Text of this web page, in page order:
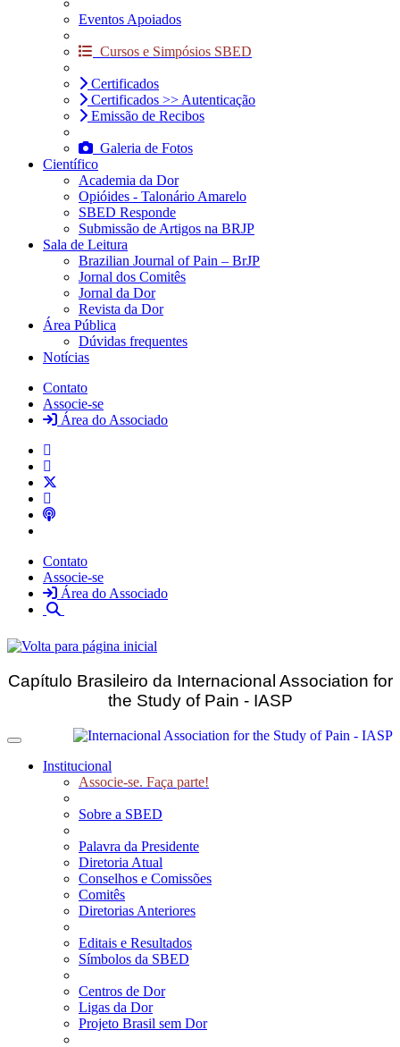
Eventos Apoiados
Cursos e Simpósios SBED
Certificados
Certificados >> Autenticação
Emissão de Recibos
Galeria de Fotos
Científico
Academia da Dor
Opióides - Talonário Amarelo
SBED Responde
Submissão de Artigos na BRJP
Sala de Leitura
Brazilian Journal of Pain – BrJP
Jornal dos Comitês
Jornal da Dor
Revista da Dor
Área Pública
Dúvidas frequentes
Notícias
Contato
Associe-se
Área do Associado
Contato
Associe-se
Área do Associado
Capítulo Brasileiro da Internacional Association for
the Study of Pain - IASP
Toggle navigation
Institucional
Associe-se. Faça parte!
Sobre a SBED
Palavra da Presidente
Diretoria Atual
Conselhos e Comissões
Comitês
Diretorias Anteriores
Editais e Resultados
Símbolos da SBED
Centros de Dor
Ligas da Dor
Projeto Brasil sem Dor